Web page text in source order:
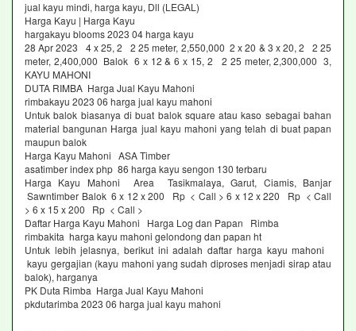
jual kayu mindi, harga kayu, Dll (LEGAL)
Harga Kayu | Harga Kayu
hargakayu blooms 2023 04 harga kayu
28 Apr 2023 4 x 25, 2 2 25 meter, 2,550,000 2 x 20 & 3 x 20, 2 2 25
meter, 2,400,000 Balok 6 x 12 & 6 x 15, 2 2 25 meter, 2,300,000 3,
KAYU MAHONI
DUTA RIMBA Harga Jual Kayu Mahoni
rimbakayu 2023 06 harga jual kayu mahoni
Untuk balok biasanya di buat balok square atau kaso sebagai bahan
material bangunan Harga jual kayu mahoni yang telah di buat papan
maupun balok
Harga Kayu Mahoni ASA Timber
asatimber index php 86 harga kayu sengon 130 terbaru
Harga Kayu Mahoni Area Tasikmalaya, Garut, Ciamis, Banjar
Sawntimber Balok 6 x 12 x 200 Rp < Call > 6 x 12 x 220 Rp < Call
> 6 x 15 x 200 Rp < Call >
Daftar Harga Kayu Mahoni Harga Log dan Papan Rimba
rimbakita harga kayu mahoni gelondong dan papan ht
Untuk lebih jelasnya, berikut ini adalah daftar harga kayu mahoni
kayu gergajian (kayu mahoni yang sudah diproses menjadi sirap atau
balok), harganya
PK Duta Rimba Harga Jual Kayu Mahoni
pkdutarimba 2023 06 harga jual kayu mahoni